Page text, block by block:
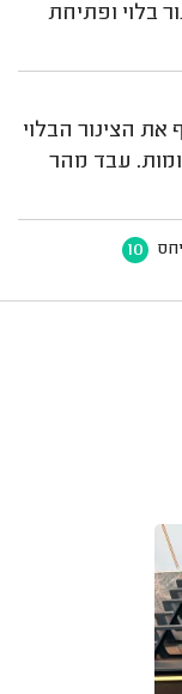
בלוי ופתיחת
הצינור הבלוי
עבד מהר
יחס 10